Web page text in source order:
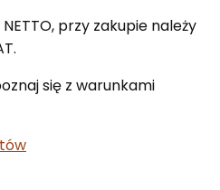
przy zakupie należy
się z warunkami